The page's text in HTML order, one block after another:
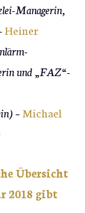
Managerin,
Heiner
und „FAZ“-
– Michael
Übersicht
2018 gibt